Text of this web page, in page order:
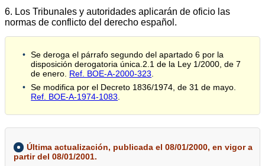
6. Los Tribunales y autoridades aplicarán de oficio las
normas de conflicto del derecho español.
Se deroga el párrafo segundo del apartado 6 por la
disposición derogatoria única.2.1 de la Ley 1/2000, de 7
de enero. Ref. BOE-A-2000-323
Se modifica por el Decreto 1836/1974, de 31 de mayo.
Ref. BOE-A-1974-1083.
Última actualización, publicada el 08/01/2000, en vigor a
partir del 08/01/2001.